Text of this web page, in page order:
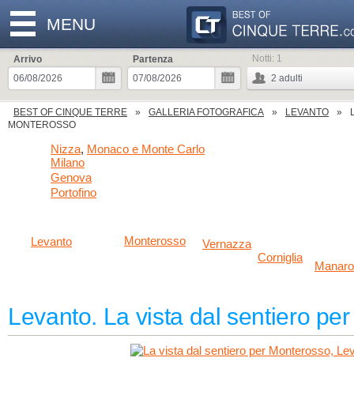
MENU
Arrivo
Partenza
2 adulti
Notti: 1
BEST OF CINQUE TERRE GALLERIA FOTOGRAFICA LEVANTO
MONTEROSSO
Levanto Monterosso
Vernazza
Corniglia
Genova
Milano
Nizza, Monaco e Monte Carlo
Portofino
Levanto. La vista dal sentiero